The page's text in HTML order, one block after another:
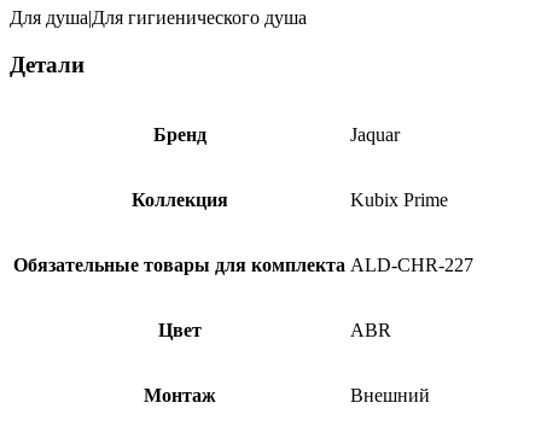
Для душа|Для гигиенического душа
Детали
Бренд Jaquar
Коллекция Kubix Prime
Обязательные товары для комплекта ALD-CHR-227
Цвет ABR
Монтаж Внешний